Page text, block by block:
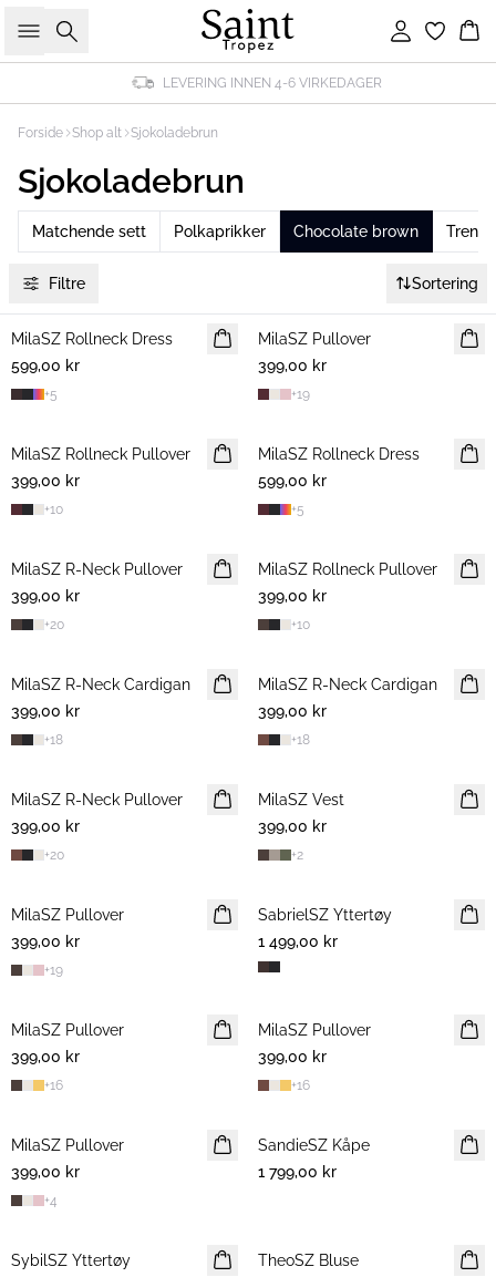
Søk Logg inn
LEVERING INNEN 4-6 VIRKEDAGER
Forside Shop alt Sjokoladebrun
Sjokoladebrun
Matchende sett Polkaprikker Chocolate brown
Filtre Sortering
NYHET
MilaSZ Rollneck Dress
599,00 kr
+5
NYHET
MilaSZ Pullover
399,00 kr
+19
NYHET
MilaSZ Rollneck Pullover
399,00 kr
+10
NYHET
MilaSZ Rollneck Dress
599,00 kr
+5
NYHET
MilaSZ R-Neck Pullover
399,00 kr
+20
NYHET
MilaSZ Rollneck Pullover
399,00 kr
+10
NYHET
MilaSZ R-Neck Cardigan
399,00 kr
+18
NYHET
MilaSZ R-Neck Cardigan
399,00 kr
+18
NYHET
MilaSZ R-Neck Pullover
399,00 kr
+20
NYHET
MilaSZ Vest
399,00 kr
+2
NYHET
MilaSZ Pullover
399,00 kr
+19
NYHET
SabrielSZ Yttertøy
1 499,00 kr
NYHET
MilaSZ Pullover
399,00 kr
+16
NYHET
MilaSZ Pullover
399,00 kr
+16
NYHET
MilaSZ Pullover
399,00 kr
+4
NYHET
SandieSZ Kåpe
1 799,00 kr
NYHET
SybilSZ Yttertøy
NYHET
TheoSZ Bluse